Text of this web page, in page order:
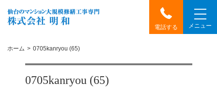
電話する メニュー
ホーム 0705kanryou (65)
0705kanryou (65)